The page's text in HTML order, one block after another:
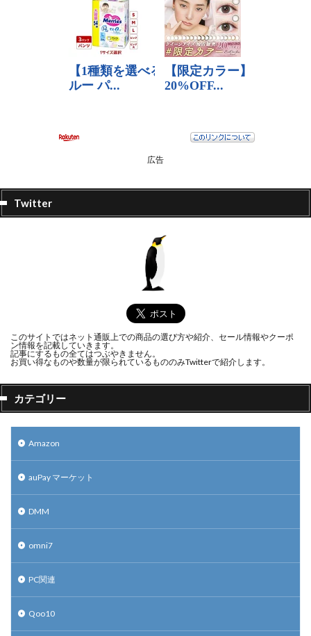
広告
Twitter
このサイトではネット通販上での商品の選び方や紹介、セール情報やクーポ
ン情報を記載していきます。
記事にするもの全てはつぶやきません。
お買い得なものや数量が限られているもののみTwitterで紹介します。
カテゴリー
Amazon
auPay マーケット
DMM
omni7
PC関連
Qoo10